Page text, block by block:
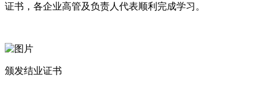
证书，各企业高管及负责人代表顺利完成学习。
颁发结业证书